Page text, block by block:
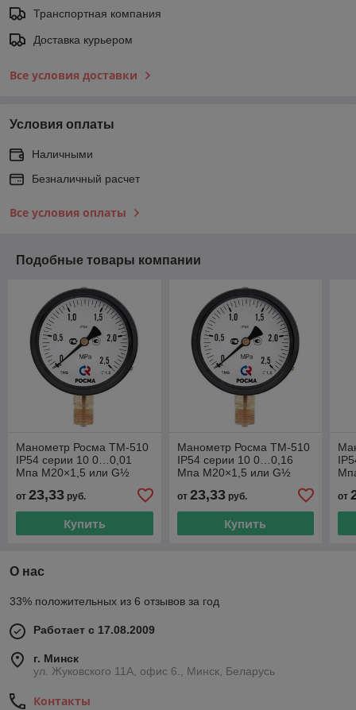
Транспортная компания
Доставка курьером
Все условия доставки
Условия оплаты
Наличными
Безналичный расчет
Все условия оплаты
Подобные товары компании
Манометр Росма ТМ-510
IP54 серии 10 0…0,01
Мпа М20×1,5 или G½
от 23,33 руб.
Купить
Манометр Росма ТМ-510
IP54 серии 10 0…0,16
Мпа М20×1,5 или G½
от 23,33руб.
Купить
от
О нас
33% положительных из 6 отзывов за год
Работает с 17.08.2009
г. Минск
ул. Жуковского 11А, офис 6., Минск, Беларусь
Контакты